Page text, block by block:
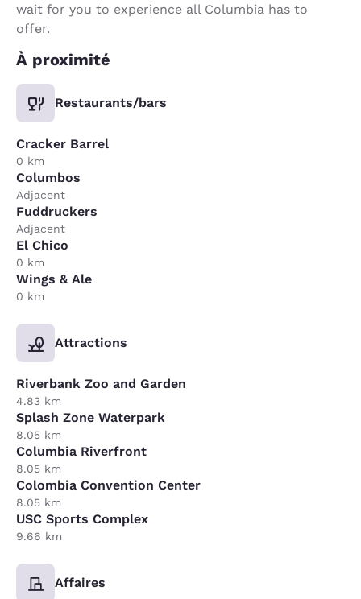
wait for you to experience all Columbia has to
offer.
À proximité
Restaurants/bars
Cracker Barrel
0 km
Columbos
Adjacent
Fuddruckers
Adjacent
El Chico
0 km
Wings & Ale
0 km
Attractions
Riverbank Zoo and Garden
4.83 km
Splash Zone Waterpark
8.05 km
Columbia Riverfront
8.05 km
Colombia Convention Center
8.05 km
USC Sports Complex
9.66 km
Affaires